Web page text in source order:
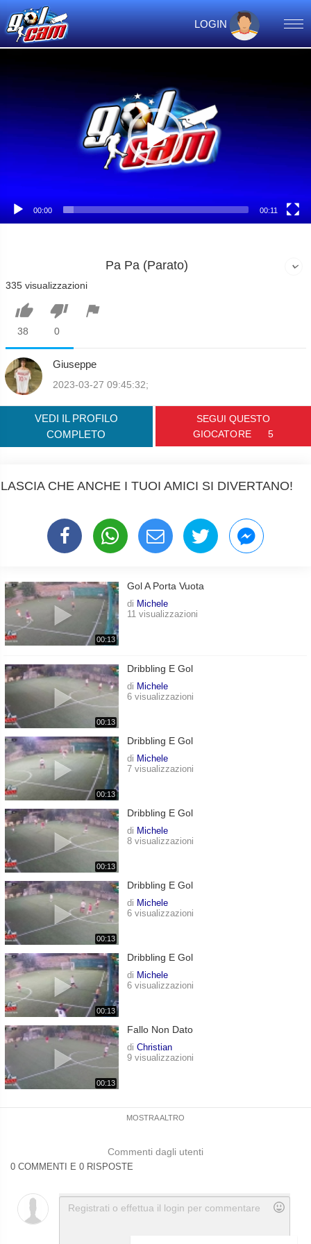
LOGIN
00:00 00:11
Pa Pa (Parato)
335 visualizzazioni

38

0

Giuseppe
2023-03-27 09:45:32;
VEDI IL PROFILO
COMPLETO
SEGUI QUESTO
GIOCATORE
5
LASCIA CHE ANCHE I TUOI AMICI SI DIVERTANO!
00:13
Gol A Porta Vuota
di Michele
11 visualizzazioni
00:13
Dribbling E Gol
di Michele
6 visualizzazioni
00:13
Dribbling E Gol
di Michele
7 visualizzazioni
00:13
Dribbling E Gol
di Michele
8 visualizzazioni
00:13
Dribbling E Gol
di Michele
6 visualizzazioni
00:13
Dribbling E Gol
di Michele
6 visualizzazioni
00:13
Fallo Non Dato
di Christian
9 visualizzazioni
MOSTRA ALTRO
Commenti dagli utenti
0 COMMENTI E 0 RISPOSTE